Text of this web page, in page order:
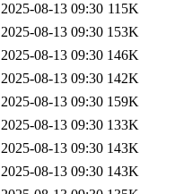
2025-08-13 09:30 115K
2025-08-13 09:30 153K
2025-08-13 09:30 146K
2025-08-13 09:30 142K
2025-08-13 09:30 159K
2025-08-13 09:30 133K
2025-08-13 09:30 143K
2025-08-13 09:30 143K